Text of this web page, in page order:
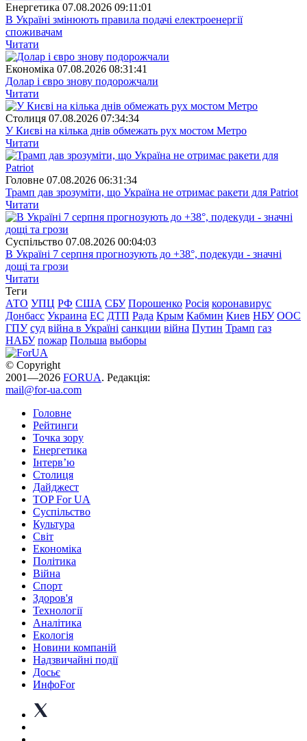
Енергетика 07.08.2026 09:11:01
В Україні змінюють правила подачі електроенергії
споживачам
Читати
Економіка 07.08.2026 08:31:41
Долар і євро знову подорожчали
Читати
Столиця 07.08.2026 07:34:34
У Києві на кілька днів обмежать рух мостом Метро
Читати
Головне 07.08.2026 06:31:34
Трамп дав зрозуміти, що Україна не отримає ракети для Patriot
Читати
Суспiльство 07.08.2026 00:04:03
В Україні 7 серпня прогнозують до +38°, подекуди - значні
дощі та грози
Читати
Теги
АТО УПЦ РФ США СБУ Порошенко Росія коронавирус
Донбасс Украина ЕС ДТП Рада Крым Кабмин Киев НБУ ООС
ГПУ суд війна в Україні санкции війна Путин Трамп газ
НАБУ пожар Польша выборы
© Copyright
2001—2026 FORUA. Редакція:
mail@for-ua.com
Головне
Рейтинги
Точка зору
Енергетика
Інтерв’ю
Столиця
Дайджест
TOP For UA
Суспiльство
Культура
Світ
Економіка
Політика
Війна
Спорт
Здоров'я
Технології
Аналітика
Екологія
Новини компаній
Надзвичайні події
Досьє
ИнфоFor